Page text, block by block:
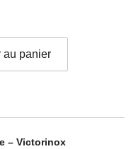
au panier
– Victorinox